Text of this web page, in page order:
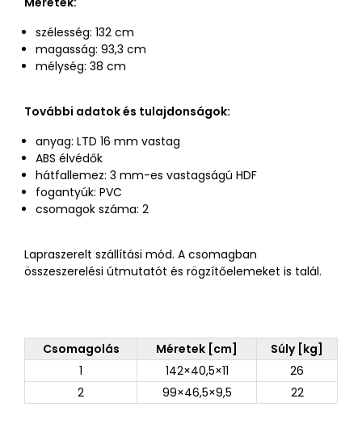
szélesség: 132 cm
magasság: 93,3 cm
mélység: 38 cm
További adatok és tulajdonságok:
anyag: LTD 16 mm vastag
ABS élvédők
hátfallemez: 3 mm-es vastagságú HDF
fogantyúk: PVC
csomagok száma: 2
Lapraszerelt szállítási mód. A csomagban
összeszerelési útmutatót és rögzítőelemeket is talál.
Csomagolás Méretek [cm]
Súly [kg]
1
142×40,5×11
26
2
99×46,5×9,5 22